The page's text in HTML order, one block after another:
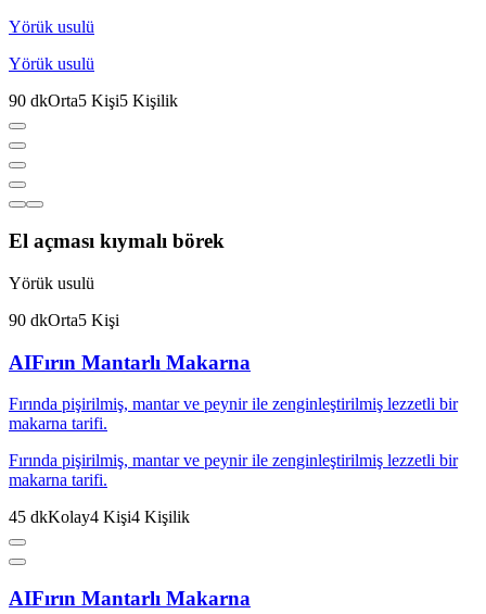
Yörük usulü
Yörük usulü
90 dkOrta5 Kişi5 Kişilik
El açması kıymalı börek
Yörük usulü
90 dkOrta5 Kişi
AIFırın Mantarlı Makarna
Fırında pişirilmiş, mantar ve peynir ile zenginleştirilmiş lezzetli bir
makarna tarifi.
Fırında pişirilmiş, mantar ve peynir ile zenginleştirilmiş lezzetli bir
makarna tarifi.
45 dkKolay4 Kişi4 Kişilik
AIFırın Mantarlı Makarna